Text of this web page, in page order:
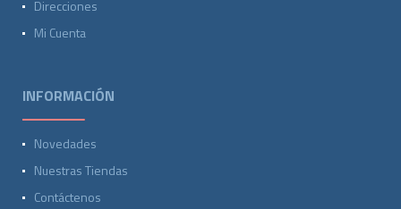
Direcciones
Mi Cuenta
INFORMACIÓN
Novedades
Nuestras Tiendas
Contáctenos